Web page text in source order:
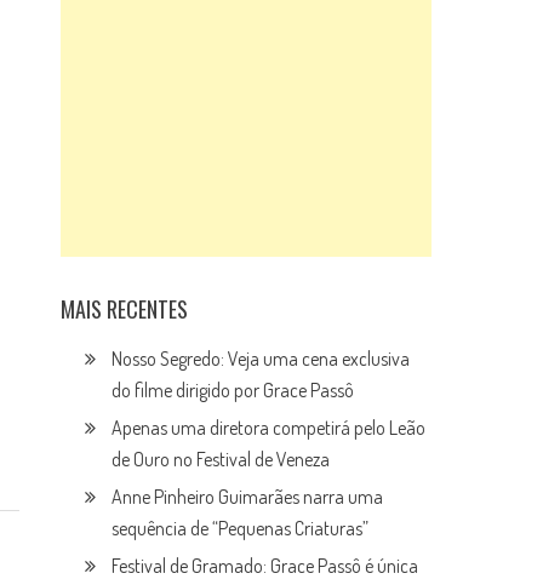
MAIS RECENTES
Nosso Segredo: Veja uma cena exclusiva
do filme dirigido por Grace Passô
Apenas uma diretora competirá pelo Leão
de Ouro no Festival de Veneza
Anne Pinheiro Guimarães narra uma
sequência de “Pequenas Criaturas”
Festival de Gramado: Grace Passô é única